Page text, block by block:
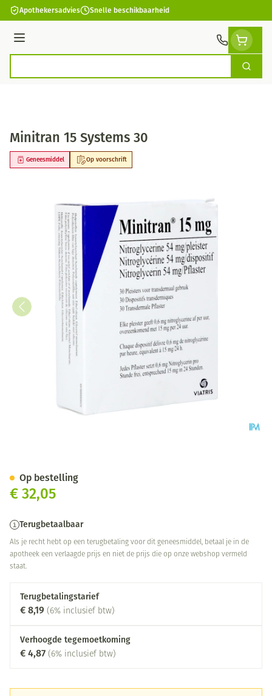
Ga naar de inhoud
Apothekersadvies Snelle beschikbaarheid
Menu
Zoek
Minitran 15 Systems 30
Op voorschrift
Geneesmiddel
€ 32,05
Terugbetaalbaar
Als je recht hebt op een terugbetaling voor dit geneesmiddel, betaal je in de
apotheek een verlaagde prijs en niet de prijs die op onze webshop vermeld
staat.
Terugbetalingstarief
€ 8,19 (6% inclusief btw)
Verhoogde tegemoetkoming
€ 4,87 (6% inclusief btw)
Op bestelling